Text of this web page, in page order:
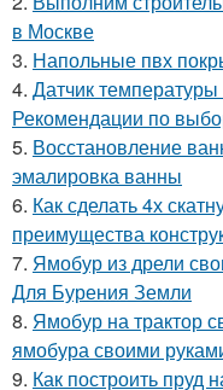
в Москве
3. Напольные пвх
4. Датчик
Рекомендации по
5. Восстановление
эмалировка ванны
6. Как сделать 4х
преимущества
7. Ямобур из дрели
Для Бурения Земли
8. Ямобур на трактор
ямобура своими
9. Как построить пруд